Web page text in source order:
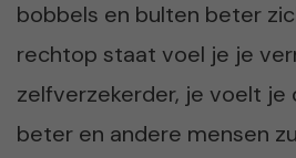
bobbels en bulten beter
rechtop staat voel je je
zelfverzekerder, je voelt je
beter en andere mensen